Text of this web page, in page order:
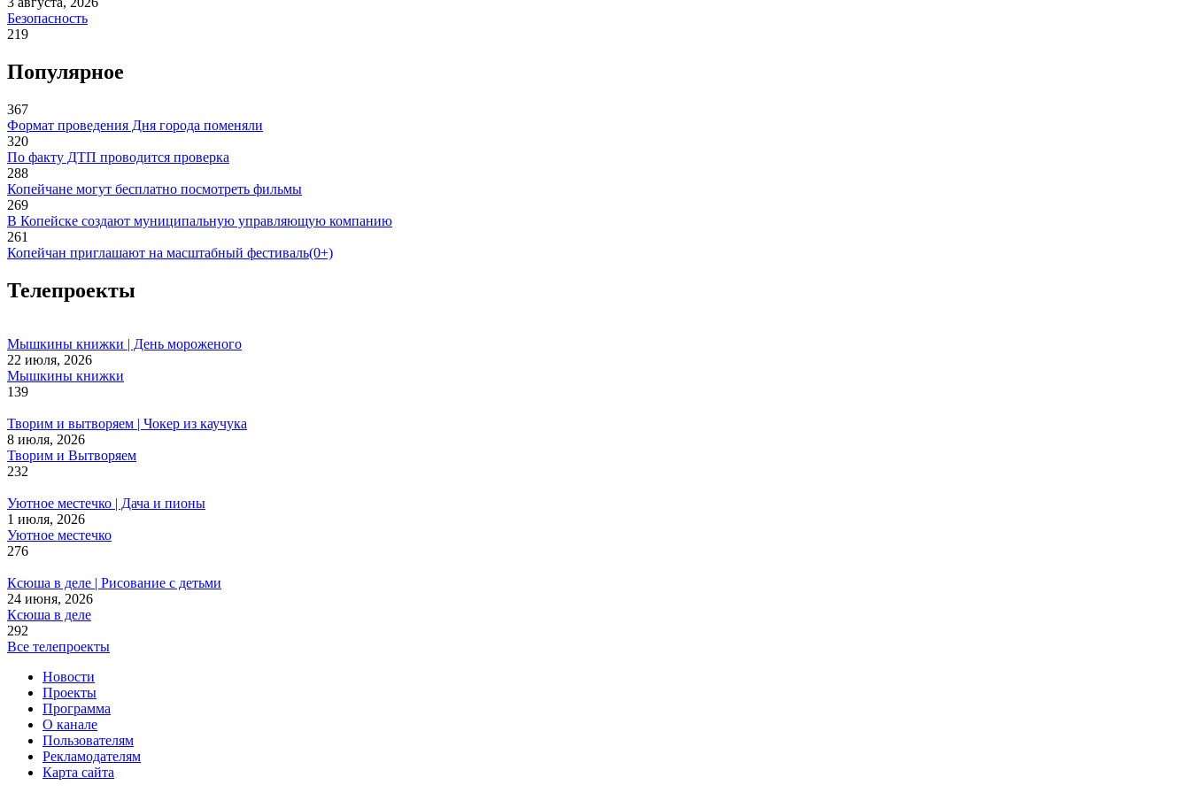
Безопасность
219
Популярное
367
Формат проведения Дня города поменяли
320
По факту ДТП проводится проверка
288
Копейчане могут бесплатно посмотреть фильмы
269
В Копейске создают муниципальную управляющую компанию
261
Копейчан приглашают на масштабный фестиваль(0+)
Телепроекты
Мышкины книжки | День мороженого
22 июля, 2026
Мышкины книжки
139
Творим и вытворяем | Чокер из каучука
8 июля, 2026
Творим и Вытворяем
232
Уютное местечко | Дача и пионы
1 июля, 2026
Уютное местечко
276
Ксюша в деле | Рисование с детьми
24 июня, 2026
Ксюша в деле
292
Все телепроекты
Новости
Проекты
Программа
О канале
Пользователям
Рекламодателям
Карта сайта